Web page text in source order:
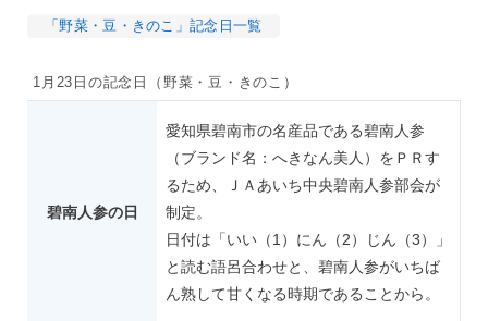
「野菜・豆・きのこ」記念日一覧
1月23日の記念日（野菜・豆・きのこ）
碧南人参の日
愛知県碧南市の名産品である碧南人参
（ブランド名：へきなん美人）をＰＲす
るため、ＪＡあいち中央碧南人参部会が
制定。
日付は「いい（1）にん（2）じん（3）」
と読む語呂合わせと、碧南人参がいちば
ん熟して甘くなる時期であることから。